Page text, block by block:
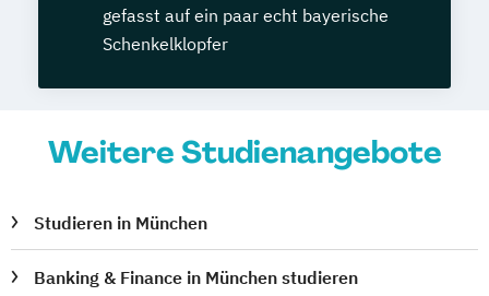
gefasst auf ein paar echt bayerische
Schenkelklopfer
Weitere Studienangebote
Studieren in München
Banking & Finance in München studieren